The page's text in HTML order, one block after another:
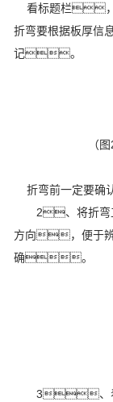
看标题栏，
折弯要根据板厚
记。
（图
折弯前一定要确
2、将折弯工
方向，便于辨
确。
3、看